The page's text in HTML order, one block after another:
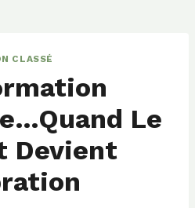
CLASSÉ
Le
Devient